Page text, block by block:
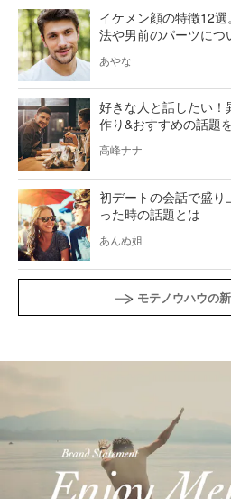
イケメン顔の特徴12
法や男前のパーツにつ
あやな
好きな人と話したい
作り&おすすめの話題
高峰ナナ
初デートの会話で盛り
った時の話題とは
あんぬ姐
モテノウハウの